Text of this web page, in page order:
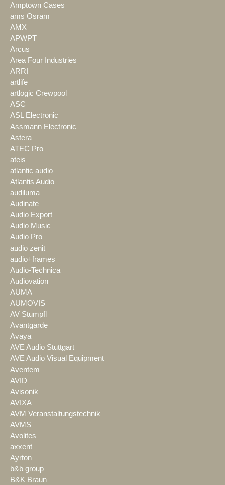
Amptown Cases
ams Osram
AMX
APWPT
Arcus
Area Four Industries
ARRI
artlife
artlogic Crewpool
ASC
ASL Electronic
Assmann Electronic
Astera
ATEC Pro
ateis
atlantic audio
Atlantis Audio
audiluma
Audinate
Audio Export
Audio Music
Audio Pro
audio zenit
audio+frames
Audio-Technica
Audiovation
AUMA
AUMOVIS
AV Stumpfl
Avantgarde
Avaya
AVE Audio Stuttgart
AVE Audio Visual Equipment
Aventem
AVID
Avisonik
AVIXA
AVM Veranstaltungstechnik
AVMS
Avolites
axxent
Ayrton
b&b group
B&K Braun